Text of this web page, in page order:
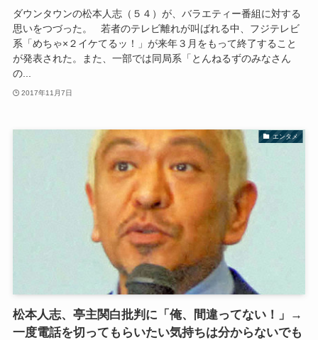
ダウンタウンの松本人志（５４）が、バラエティー番組に対する
思いをつづった。 若者のテレビ離れが叫ばれる中、フジテレビ
系「めちゃ×２イケてるッ！」が来年３月をもって終了すること
が発表された。また、一部では同局系「とんねるずのみなさん
の...
2017年11月7日
エンタメ
松本人志、亭主関白批判に「俺、間違ってない！」→
一度電話を切ってもらいたい気持ちは分からないでも